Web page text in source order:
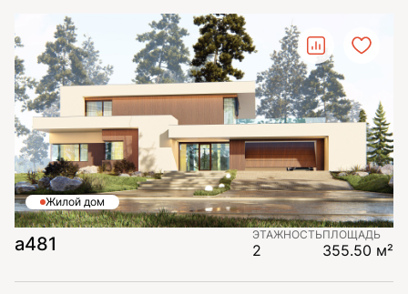
Жилой дом
а481 ЭТАЖНОСТЬ
2
ПЛОЩАДЬ
355.50 м²